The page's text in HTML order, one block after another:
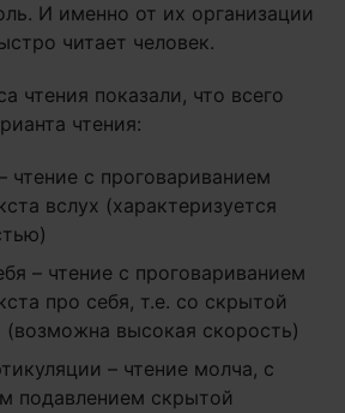
И именно от их организации
читает человек.
чтения показали, что всего
чтения:
чтение с проговариванием
вслух (характеризуется
– чтение с проговариванием
про себя, т.е. со скрытой
(возможна высокая скорость)
– чтение молча, с
подавлением скрытой